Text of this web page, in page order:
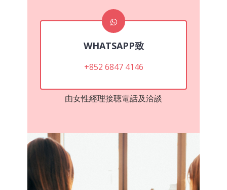
WHATSAPP致
+852 6847 4146
由女性經理接聴電話及洽談